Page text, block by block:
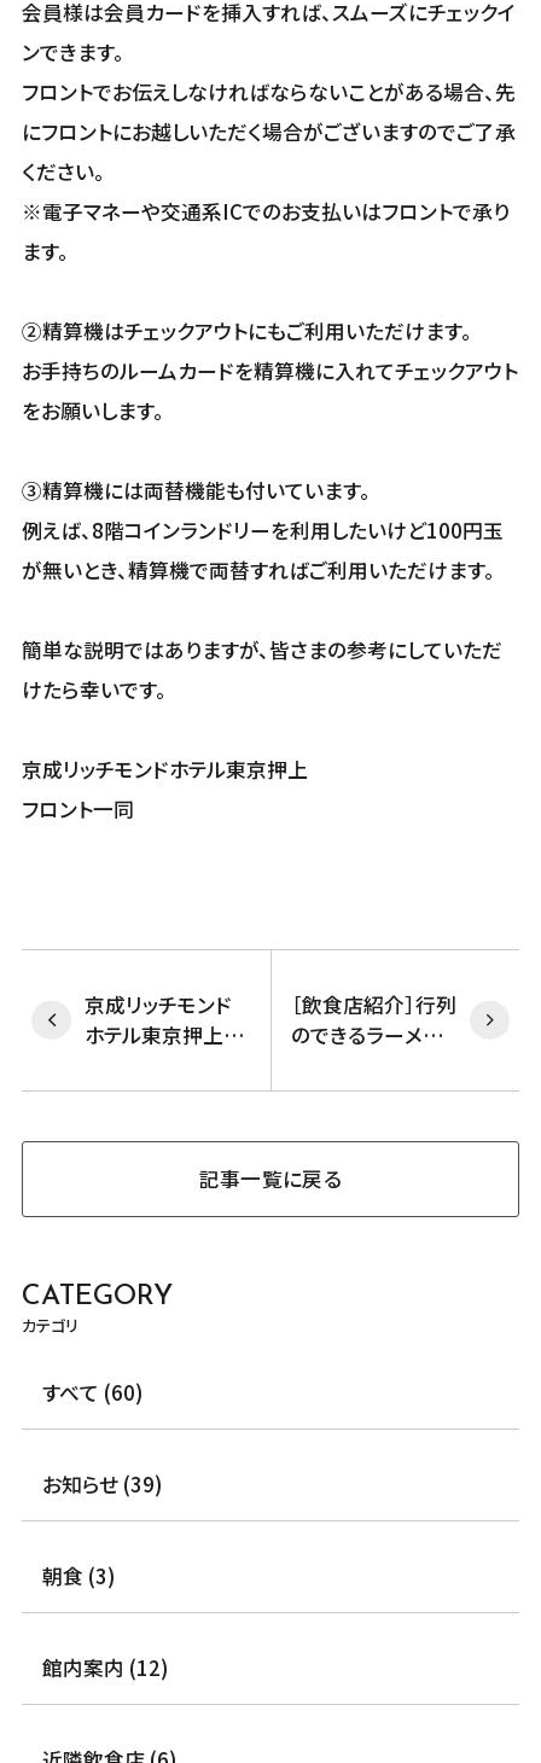
会員様は会員カードを挿入すれば、スムーズにチェックイ
ンできます。
フロントでお伝えしなければならないことがある場合、先
にフロントにお越しいただく場合がございますのでご了承
ください。
※電子マネーや交通系ICでのお支払いはフロントで承り
ます。
②精算機はチェックアウトにもご利用いただけます。
お手持ちのルームカードを精算機に入れてチェックアウト
をお願いします。
③精算機には両替機能も付いています。
例えば、8階コインランドリーを利用したいけど100円玉
が無いとき、精算機で両替すればご利用いただけます。
簡単な説明ではありますが、皆さまの参考にしていただ
けたら幸いです。
京成リッチモンドホテル東京押上
フロント一同
京成リッチモンド
ホテル東京押上
［飲食店紹介］行列
のできるラーメン
記事一覧に戻る
CATEGORY
カテゴリ
すべて (60)
お知らせ (39)
朝食 (3)
館内案内 (12)